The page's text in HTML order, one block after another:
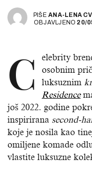
PIŠEANA-LENA
OBJAVLJENO 20/
C
elebrity
osobnim
luksuznim
Residence
još 2022. godine
inspirirana second-
koje je nosila kao
omiljene komade
vlastite luksuzne